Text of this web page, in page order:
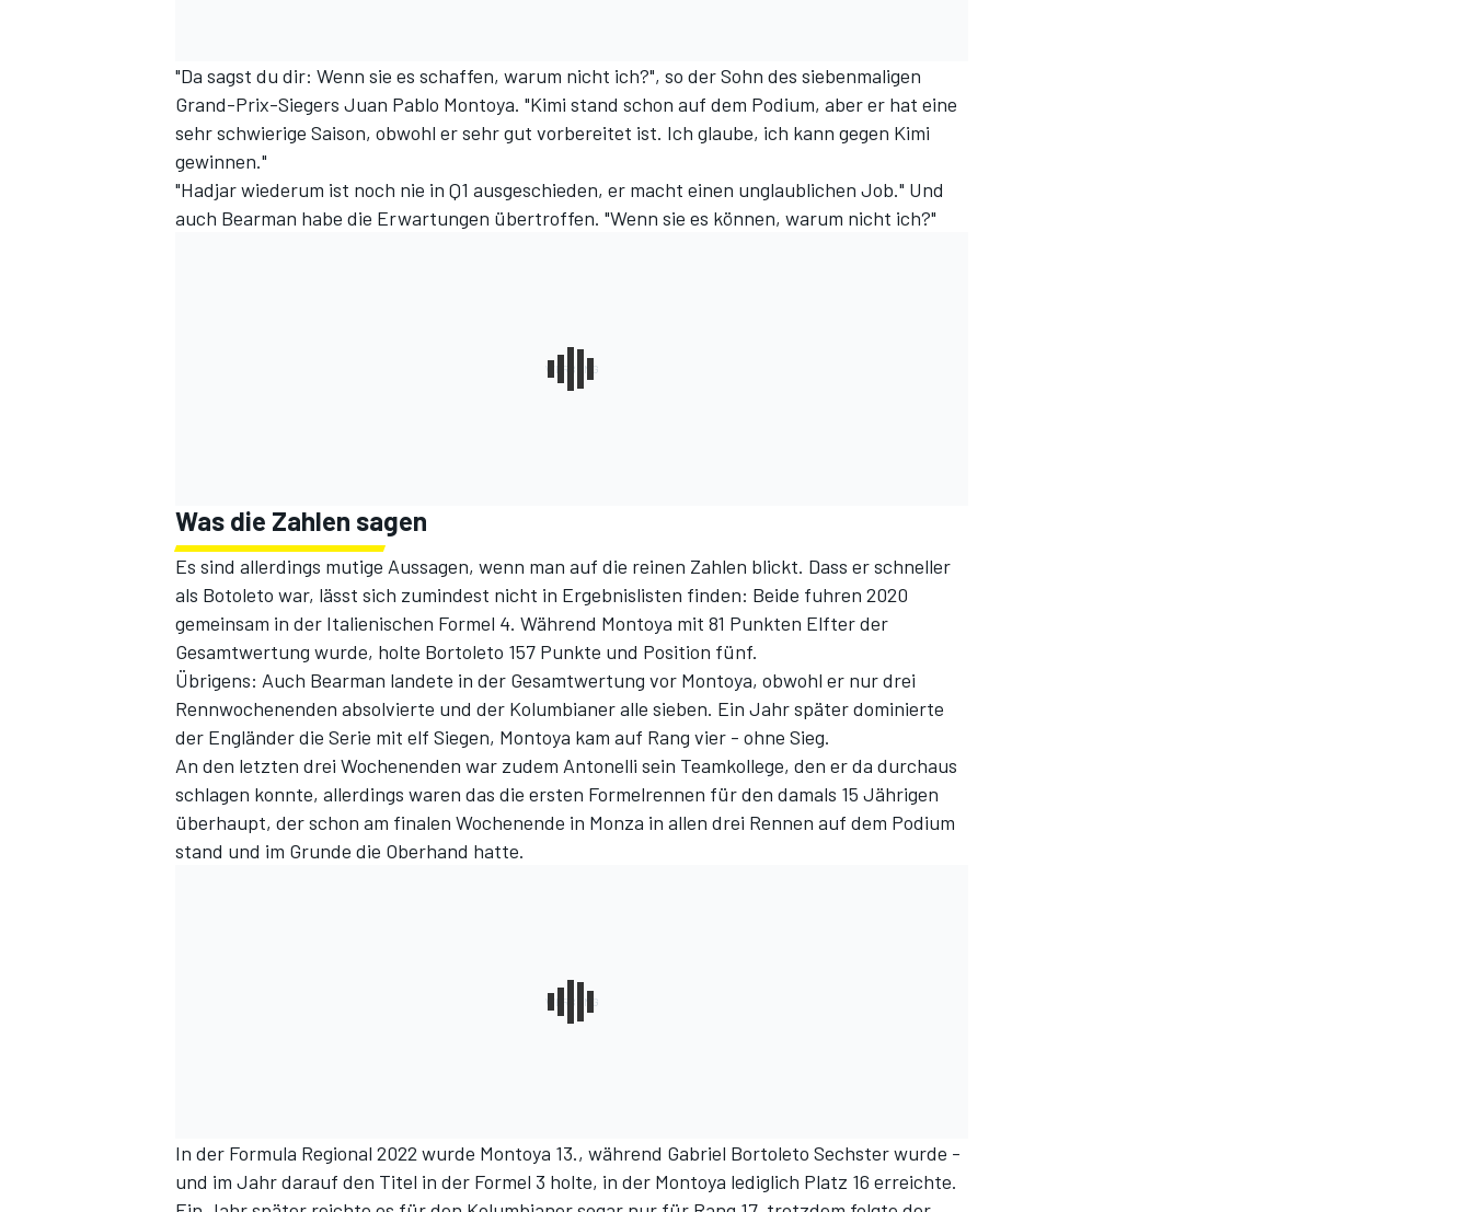
"Da sagst du dir: Wenn sie es schaffen, warum nicht ich?", so der Sohn des siebenmaligen
Grand-Prix-Siegers Juan Pablo Montoya. "Kimi stand schon auf dem Podium, aber er hat eine
sehr schwierige Saison, obwohl er sehr gut vorbereitet ist. Ich glaube, ich kann gegen Kimi
gewinnen."
"Hadjar wiederum ist noch nie in Q1 ausgeschieden, er macht einen unglaublichen Job." Und
auch Bearman habe die Erwartungen übertroffen. "Wenn sie es können, warum nicht ich?"
Was die Zahlen sagen
Es sind allerdings mutige Aussagen, wenn man auf die reinen Zahlen blickt. Dass er schneller
als Botoleto war, lässt sich zumindest nicht in Ergebnislisten finden: Beide fuhren 2020
gemeinsam in der Italienischen Formel 4. Während Montoya mit 81 Punkten Elfter der
Gesamtwertung wurde, holte Bortoleto 157 Punkte und Position fünf.
Übrigens: Auch Bearman landete in der Gesamtwertung vor Montoya, obwohl er nur drei
Rennwochenenden absolvierte und der Kolumbianer alle sieben. Ein Jahr später dominierte
der Engländer die Serie mit elf Siegen, Montoya kam auf Rang vier - ohne Sieg.
An den letzten drei Wochenenden war zudem Antonelli sein Teamkollege, den er da durchaus
schlagen konnte, allerdings waren das die ersten Formelrennen für den damals 15 Jährigen
überhaupt, der schon am finalen Wochenende in Monza in allen drei Rennen auf dem Podium
stand und im Grunde die Oberhand hatte.
In der Formula Regional 2022 wurde Montoya 13., während Gabriel Bortoleto Sechster wurde -
und im Jahr darauf den Titel in der Formel 3 holte, in der Montoya lediglich Platz 16 erreichte.